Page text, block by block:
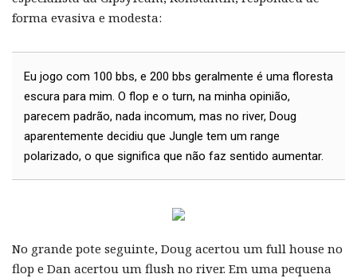
forma evasiva e modesta:
Eu jogo com 100 bbs, e 200 bbs geralmente é uma floresta
escura para mim. O flop e o turn, na minha opinião,
parecem padrão, nada incomum, mas no river, Doug
aparentemente decidiu que Jungle tem um range
polarizado, o que significa que não faz sentido aumentar.
No grande pote seguinte, Doug acertou um full house no
flop e Dan acertou um flush no river. Em uma pequena